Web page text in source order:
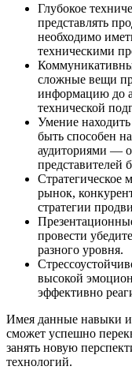
Глубокое
представлять
необходимо
техническими
сложные вещи
информацию до
технической
Умение
быть способен
аудиториями —
представителей
Стратегическое
рынок,
стратегии
провести
разного уровня.
высокой
эффективно
Имея данные навыки и
сможет успешно
занять новую
технологий.